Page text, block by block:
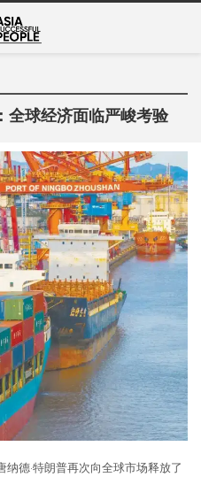
全球经济面临严峻考验
纳德·特朗普再次向全球市场释放了